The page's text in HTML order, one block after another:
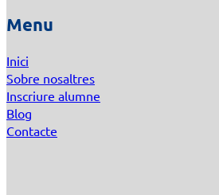
Menu
Inici
Sobre nosaltres
Inscriure alumne
Blog
Contacte